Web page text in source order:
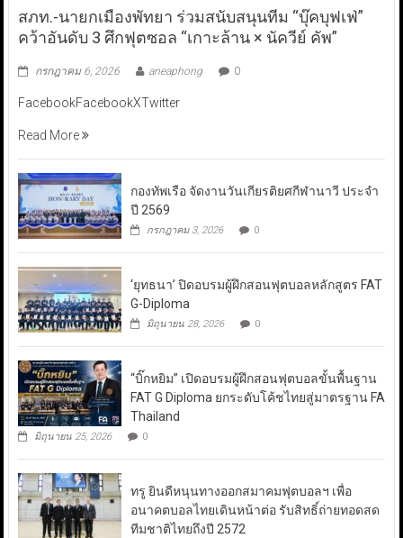
สภท.-นายกเมืองพัทยา ร่วมสนับสนุนทีม “บุ๊คบุฟเฟ่”
คว้าอันดับ 3 ศึกฟุตซอล “เกาะล้าน × นัควีย์ คัพ”
กรกฎาคม 6, 2026 aneaphong 0
FacebookFacebookXTwitter
Read More
กองทัพเรือ จัดงานวันเกียรติยศกีฬานาวี ประจำ
ปี 2569
กรกฎาคม 3, 2026 0
‘ยุทธนา’ ปิดอบรมผู้ฝึกสอนฟุตบอลหลักสูตร FAT
G-Diploma
มิถุนายน 28, 2026 0
“บิ๊กหยิม” เปิดอบรมผู้ฝึกสอนฟุตบอลขั้นพื้นฐาน
FAT G Diploma ยกระดับโค้ชไทยสู่มาตรฐาน FA
Thailand
มิถุนายน 25, 2026 0
ทรู ยินดีหนุนทางออกสมาคมฟุตบอลฯ เพื่อ
อนาคตบอลไทยเดินหน้าต่อ รับสิทธิ์ถ่ายทอดสด
ทีมชาติไทยถึงปี 2572